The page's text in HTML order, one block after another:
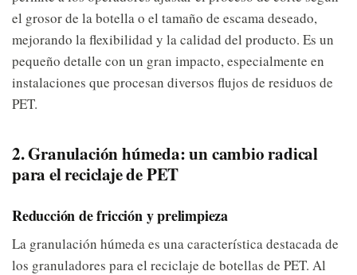
el grosor de la botella o el tamaño de escama deseado,
mejorando la flexibilidad y la calidad del producto. Es un
pequeño detalle con un gran impacto, especialmente en
instalaciones que procesan diversos flujos de residuos de
PET.
2. Granulación húmeda: un cambio radical
para el reciclaje de PET
Reducción de fricción y prelimpieza
La granulación húmeda es una característica destacada de
los granuladores para el reciclaje de botellas de PET. Al